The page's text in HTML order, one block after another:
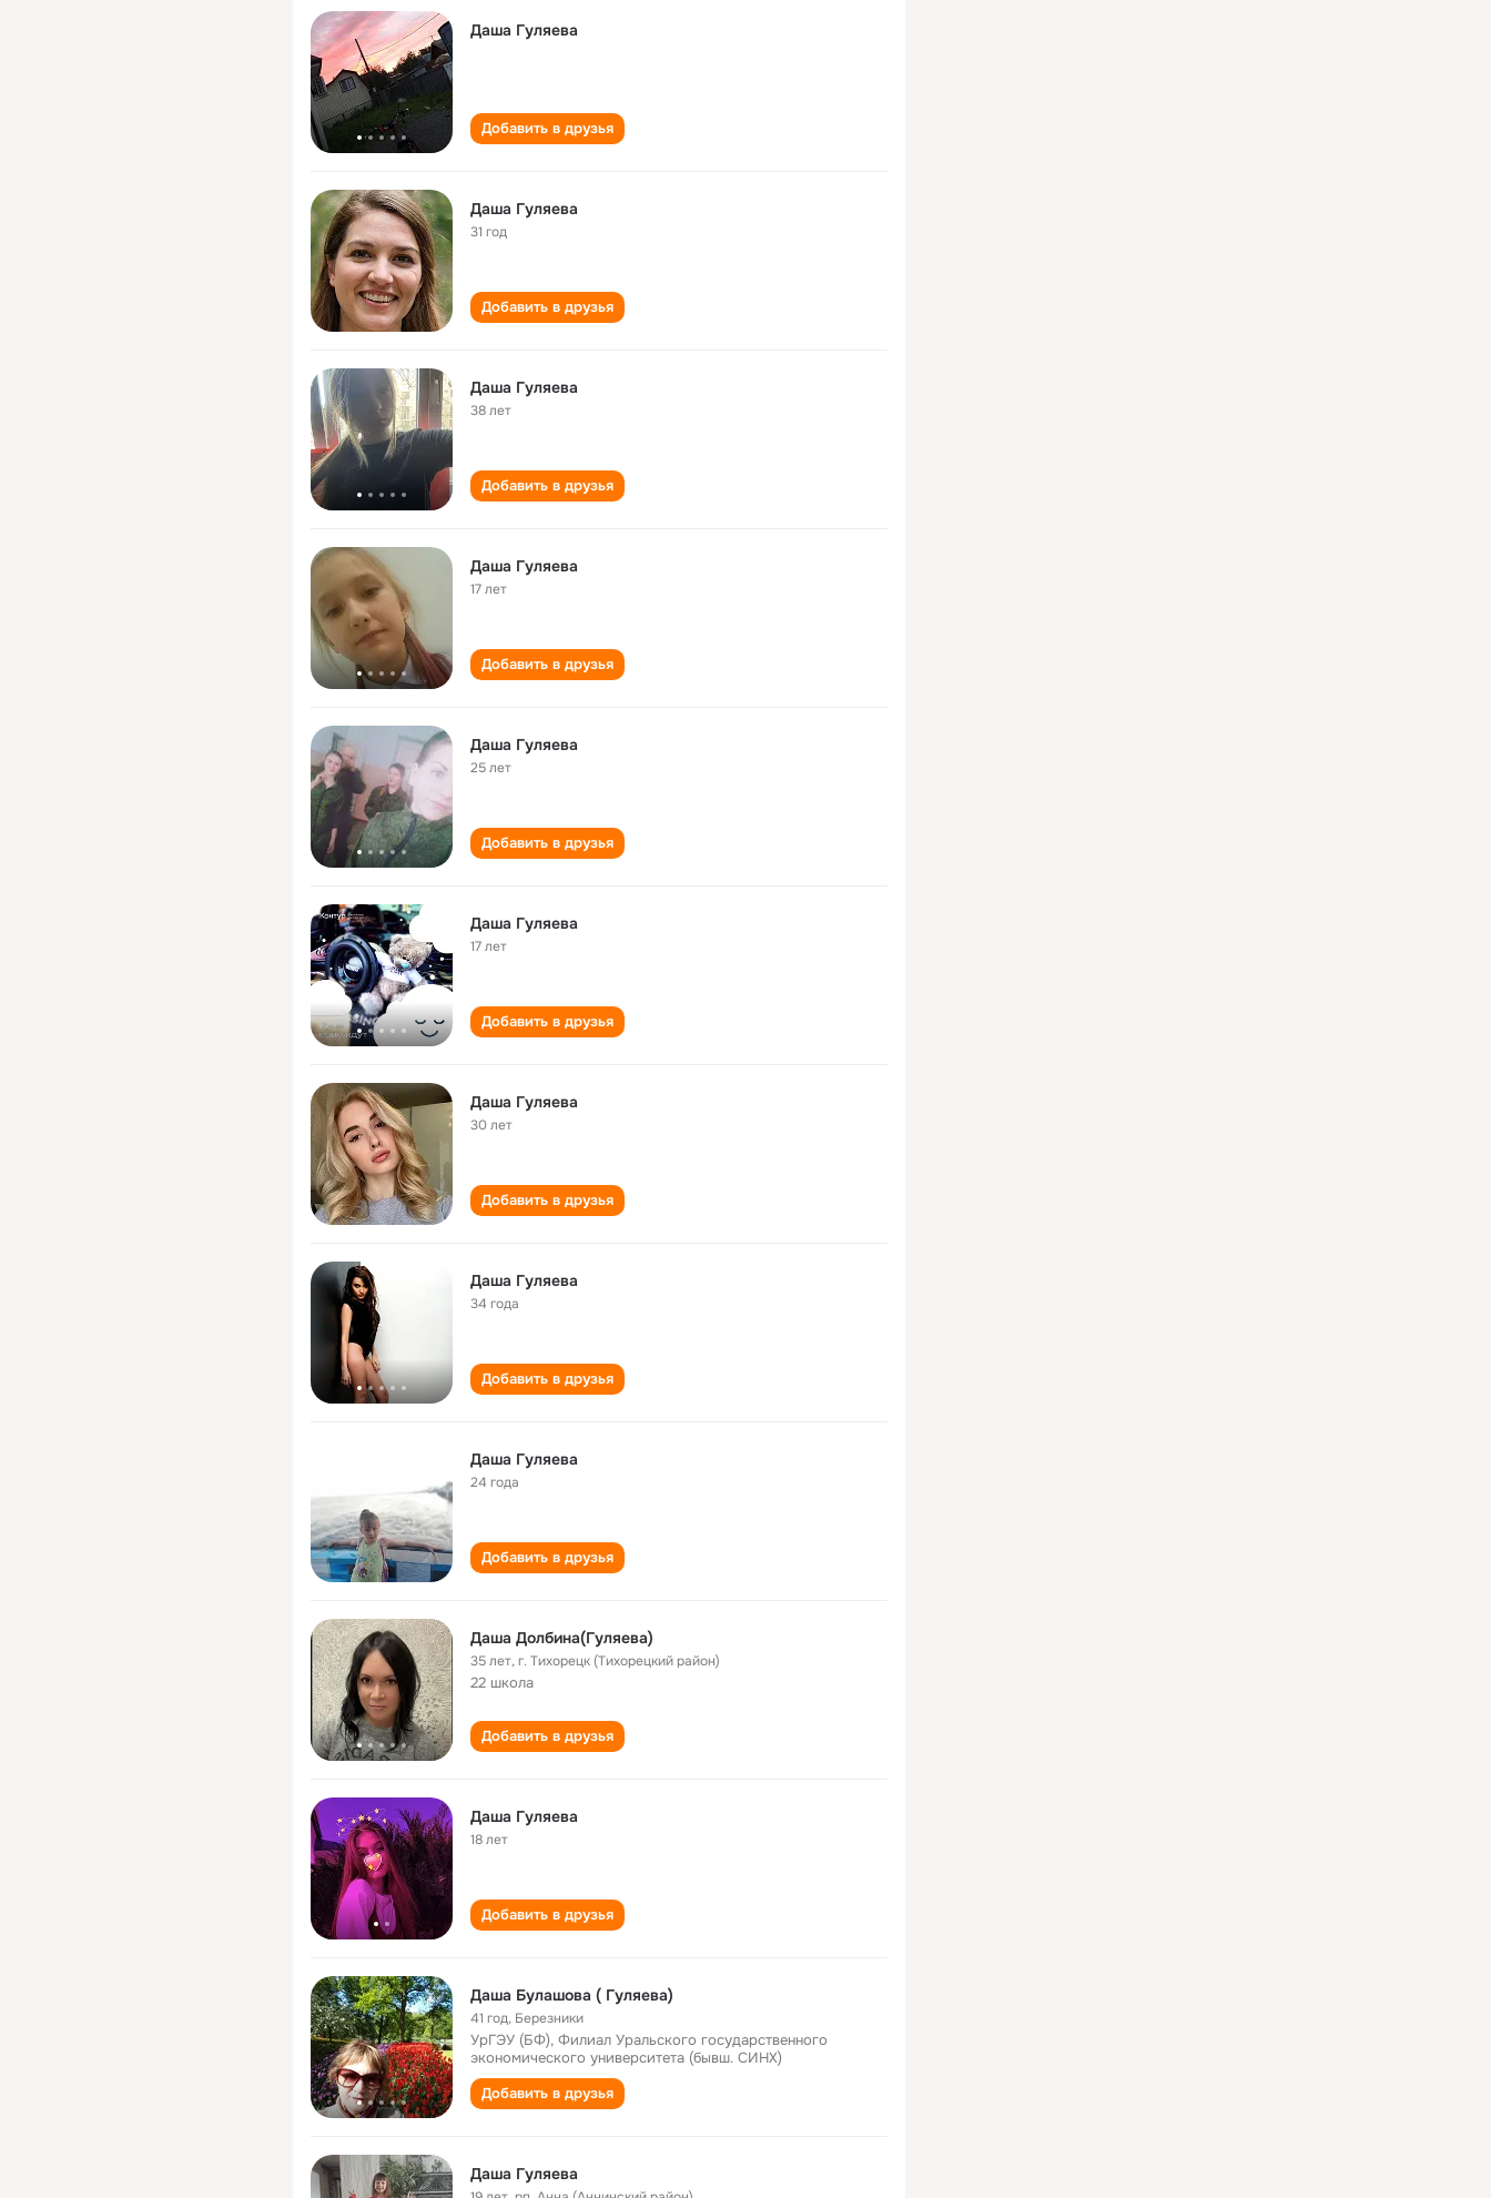
Даша Гуляева
Добавить в друзья
Даша Гуляева
31 год
Добавить в друзья
Даша Гуляева
38 лет
Добавить в друзья
Даша Гуляева
17 лет
Добавить в друзья
Даша Гуляева
25 лет
Добавить в друзья
Даша Гуляева
17 лет
Добавить в друзья
Даша Гуляева
30 лет
Добавить в друзья
Даша Гуляева
34 года
Добавить в друзья
Даша Гуляева
24 года
Добавить в друзья
Даша Долбина(Гуляева)
35 лет,г. Тихорецк (Тихорецкий район)
22 школа
Добавить в друзья
Даша Гуляева
18 лет
Добавить в друзья
Даша Булашова ( Гуляева)
41 год, Березники
УрГЭУ (БФ), Филиал Уральского государственного
экономического университета (бывш. СИНХ)
Добавить в друзья
Даша Гуляева